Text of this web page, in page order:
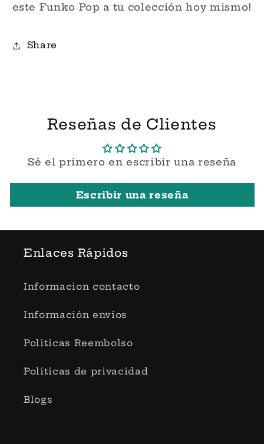
este Funko Pop a tu colección hoy mismo!
Share
Reseñas de Clientes
Sé el primero en escribir una reseña
Escribir una reseña
Enlaces Rápidos
Informacion contacto
Información envíos
Politicas Reembolso
Políticas de privacidad
Blogs